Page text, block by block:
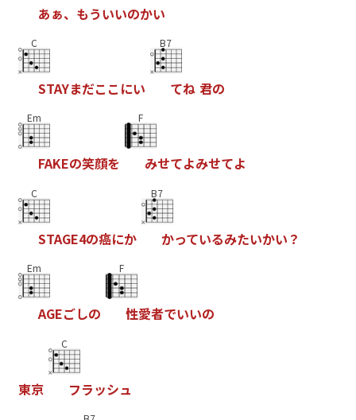
あぁ、 もういいのかい
C
STAYまだこ こ にい
B7
てね 君の
Em
FAKEの笑顔を
F
みせてよみせてよ
C
STAGE4の癌にか
B7
かっているみたいかい ？
Em
AGEごしの
F
性愛者でいいの
東京
C
フラッシュ